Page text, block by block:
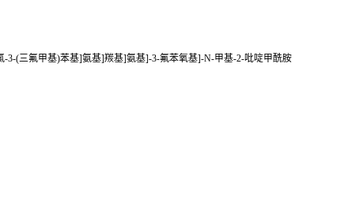
3-(三氟甲基)苯基]氨基]羰基]氨基]-3-氟苯氧基]-N-甲基-2-吡啶甲酰胺